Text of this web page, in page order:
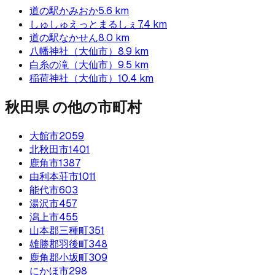
道の駅かみおか5.6 km
しゅしゅえっとまるしぇ 7.4 km
道の駅なかせん8.0 km
八幡神社（大仙市） 8.9 km
白糸の滝（大仙市） 9.5 km
稲荷神社（大仙市） 10.4 km
秋田県の他の市町村
大館市2059
北秋田市1401
鹿角市1387
由利本荘市1011
能代市603
湯沢市457
潟上市455
山本郡三種町351
雄勝郡羽後町348
鹿角郡小坂町309
にかほ市298